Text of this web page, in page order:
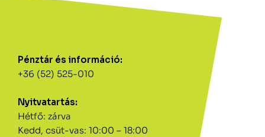
Pénztár és információ:
+36 (52) 525-010
Nyitvatartás:
Hétfő: zárva
Kedd, csüt-vas: 10:00 – 18:00